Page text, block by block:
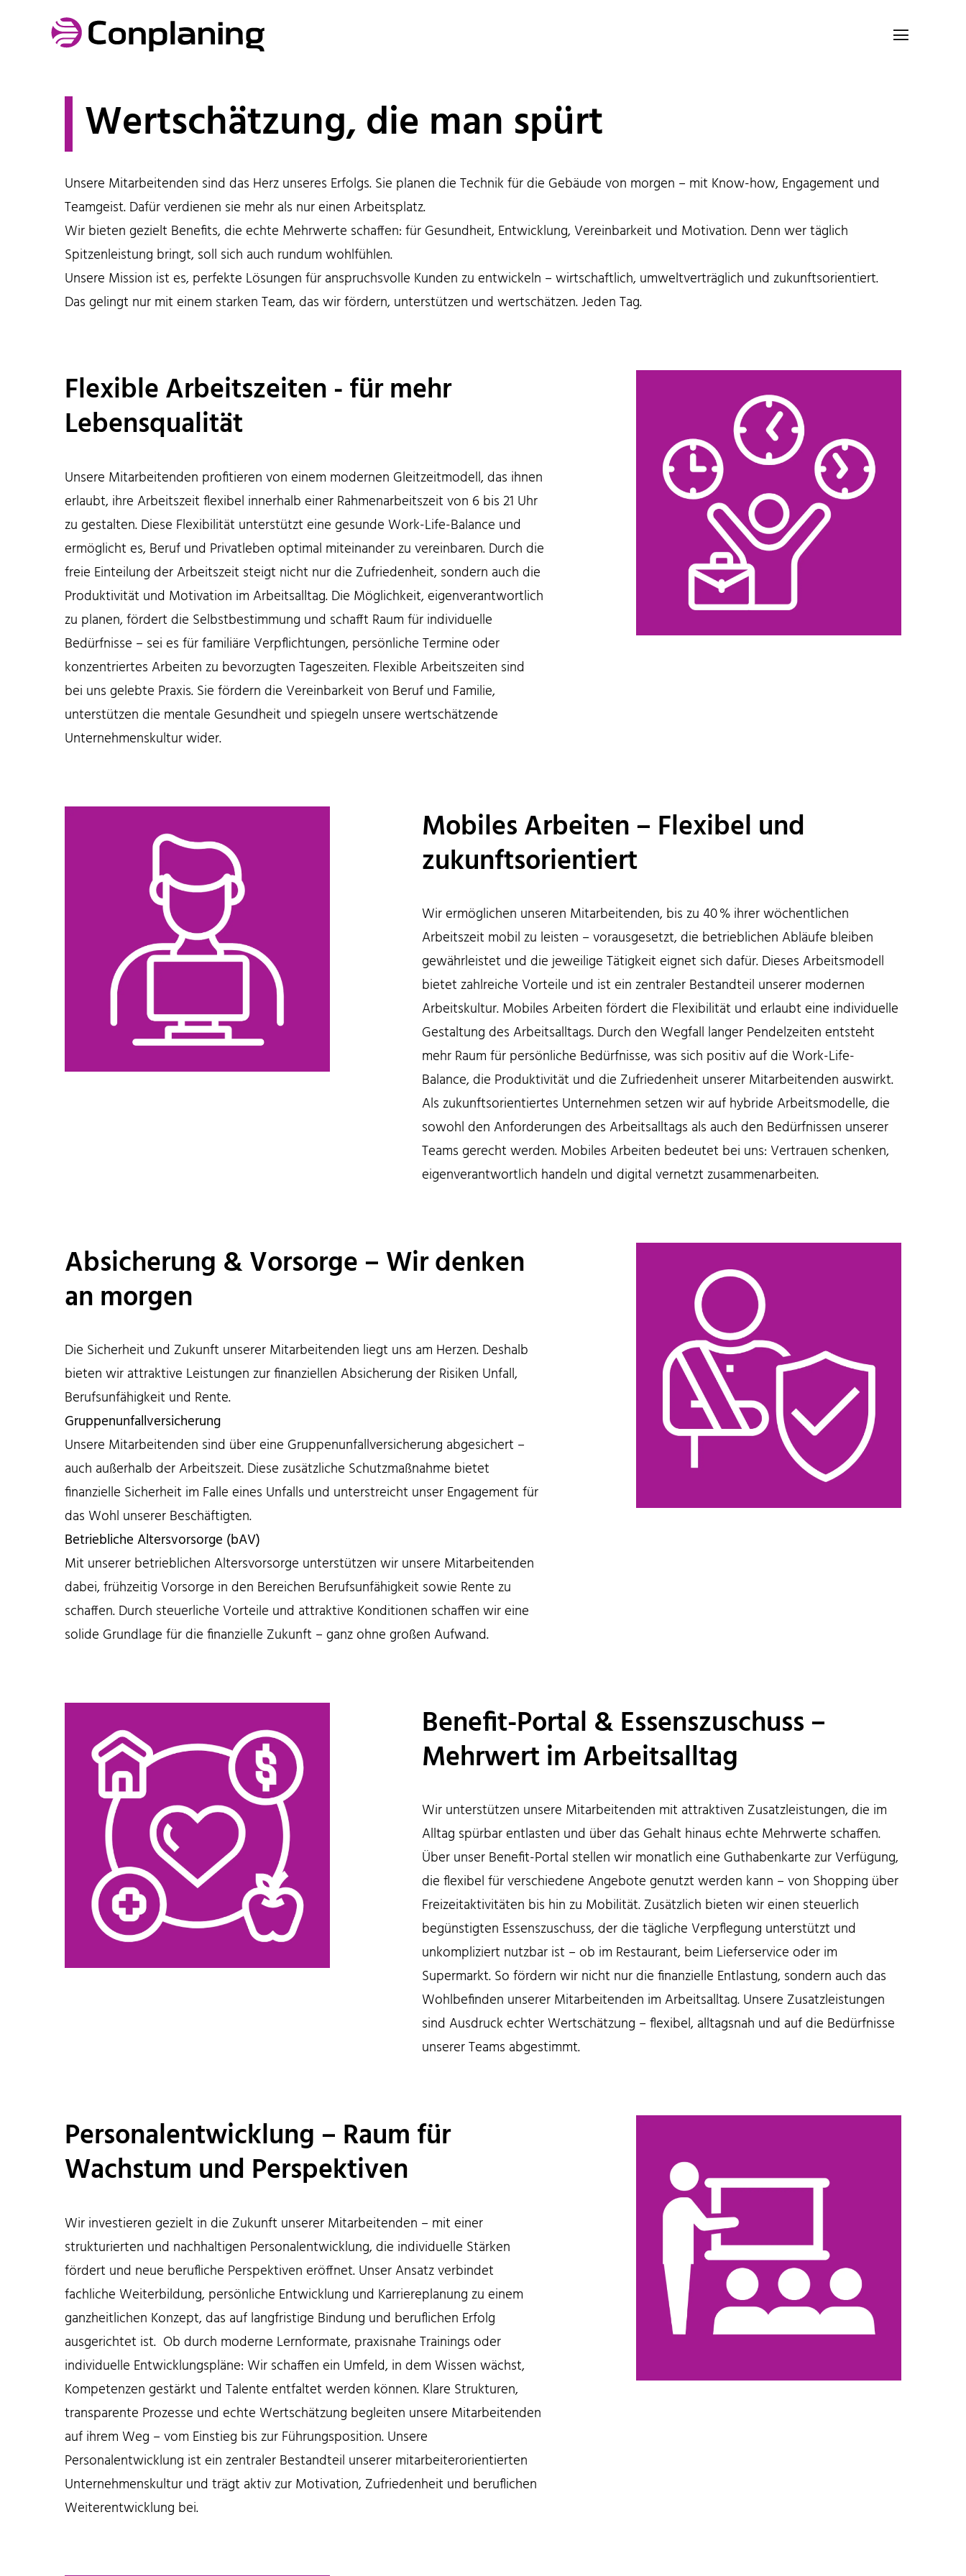

Wertschätzung, die man spürt
Unsere Mitarbeitenden sind das Herz unseres Erfolgs. Sie planen die Technik für die Gebäude von morgen – mit Know-how, Engagement und
Teamgeist. Dafür verdienen sie mehr als nur einen Arbeitsplatz.
Wir bieten gezielt Benefits, die echte Mehrwerte schaffen: für Gesundheit, Entwicklung, Vereinbarkeit und Motivation. Denn wer täglich
Spitzenleistung bringt, soll sich auch rundum wohlfühlen.
Unsere Mission ist es, perfekte Lösungen für anspruchsvolle Kunden zu entwickeln – wirtschaftlich, umweltverträglich und zukunftsorientiert.
Das gelingt nur mit einem starken Team, das wir fördern, unterstützen und wertschätzen. Jeden Tag.
Flexible Arbeitszeiten - für mehr
Lebensqualität
Unsere Mitarbeitenden profitieren von einem modernen Gleitzeitmodell, das ihnen
erlaubt, ihre Arbeitszeit flexibel innerhalb einer Rahmenarbeitszeit von 6 bis 21 Uhr
zu gestalten. Diese Flexibilität unterstützt eine gesunde Work-Life-Balance und
ermöglicht es, Beruf und Privatleben optimal miteinander zu vereinbaren. Durch die
freie Einteilung der Arbeitszeit steigt nicht nur die Zufriedenheit, sondern auch die
Produktivität und Motivation im Arbeitsalltag. Die Möglichkeit, eigenverantwortlich
zu planen, fördert die Selbstbestimmung und schafft Raum für individuelle
Bedürfnisse – sei es für familiäre Verpflichtungen, persönliche Termine oder
konzentriertes Arbeiten zu bevorzugten Tageszeiten. Flexible Arbeitszeiten sind
bei uns gelebte Praxis. Sie fördern die Vereinbarkeit von Beruf und Familie,
unterstützen die mentale Gesundheit und spiegeln unsere wertschätzende
Unternehmenskultur wider.
Mobiles Arbeiten – Flexibel und
zukunftsorientiert
Wir ermöglichen unseren Mitarbeitenden, bis zu 40 % ihrer wöchentlichen
Arbeitszeit mobil zu leisten – vorausgesetzt, die betrieblichen Abläufe bleiben
gewährleistet und die jeweilige Tätigkeit eignet sich dafür. Dieses Arbeitsmodell
bietet zahlreiche Vorteile und ist ein zentraler Bestandteil unserer modernen
Arbeitskultur. Mobiles Arbeiten fördert die Flexibilität und erlaubt eine individuelle
Gestaltung des Arbeitsalltags. Durch den Wegfall langer Pendelzeiten entsteht
mehr Raum für persönliche Bedürfnisse, was sich positiv auf die Work-Life-
Balance, die Produktivität und die Zufriedenheit unserer Mitarbeitenden auswirkt.
Als zukunftsorientiertes Unternehmen setzen wir auf hybride Arbeitsmodelle, die
sowohl den Anforderungen des Arbeitsalltags als auch den Bedürfnissen unserer
Teams gerecht werden. Mobiles Arbeiten bedeutet bei uns: Vertrauen schenken,
eigenverantwortlich handeln und digital vernetzt zusammenarbeiten.
Absicherung & Vorsorge – Wir denken
an morgen
Die Sicherheit und Zukunft unserer Mitarbeitenden liegt uns am Herzen. Deshalb
bieten wir attraktive Leistungen zur finanziellen Absicherung der Risiken Unfall,
Berufsunfähigkeit und Rente.
Gruppenunfallversicherung
Unsere Mitarbeitenden sind über eine Gruppenunfallversicherung abgesichert –
auch außerhalb der Arbeitszeit. Diese zusätzliche Schutzmaßnahme bietet
finanzielle Sicherheit im Falle eines Unfalls und unterstreicht unser Engagement für
das Wohl unserer Beschäftigten.
Betriebliche Altersvorsorge (bAV)
Mit unserer betrieblichen Altersvorsorge unterstützen wir unsere Mitarbeitenden
dabei, frühzeitig Vorsorge in den Bereichen Berufsunfähigkeit sowie Rente zu
schaffen. Durch steuerliche Vorteile und attraktive Konditionen schaffen wir eine
solide Grundlage für die finanzielle Zukunft – ganz ohne großen Aufwand.
Benefit-Portal & Essenszuschuss –
Mehrwert im Arbeitsalltag
Wir unterstützen unsere Mitarbeitenden mit attraktiven Zusatzleistungen, die im
Alltag spürbar entlasten und über das Gehalt hinaus echte Mehrwerte schaffen.
Über unser Benefit-Portal stellen wir monatlich eine Guthabenkarte zur Verfügung,
die flexibel für verschiedene Angebote genutzt werden kann – von Shopping über
Freizeitaktivitäten bis hin zu Mobilität. Zusätzlich bieten wir einen steuerlich
begünstigten Essenszuschuss, der die tägliche Verpflegung unterstützt und
unkompliziert nutzbar ist – ob im Restaurant, beim Lieferservice oder im
Supermarkt. So fördern wir nicht nur die finanzielle Entlastung, sondern auch das
Wohlbefinden unserer Mitarbeitenden im Arbeitsalltag. Unsere Zusatzleistungen
sind Ausdruck echter Wertschätzung – flexibel, alltagsnah und auf die Bedürfnisse
unserer Teams abgestimmt.
Personalentwicklung – Raum für
Wachstum und Perspektiven
Wir investieren gezielt in die Zukunft unserer Mitarbeitenden – mit einer
strukturierten und nachhaltigen Personalentwicklung, die individuelle Stärken
fördert und neue berufliche Perspektiven eröffnet. Unser Ansatz verbindet
fachliche Weiterbildung, persönliche Entwicklung und Karriereplanung zu einem
ganzheitlichen Konzept, das auf langfristige Bindung und beruflichen Erfolg
ausgerichtet ist. Ob durch moderne Lernformate, praxisnahe Trainings oder
individuelle Entwicklungspläne: Wir schaffen ein Umfeld, in dem Wissen wächst,
Kompetenzen gestärkt und Talente entfaltet werden können. Klare Strukturen,
transparente Prozesse und echte Wertschätzung begleiten unsere Mitarbeitenden
auf ihrem Weg – vom Einstieg bis zur Führungsposition. Unsere
Personalentwicklung ist ein zentraler Bestandteil unserer mitarbeiterorientierten
Unternehmenskultur und trägt aktiv zur Motivation, Zufriedenheit und beruflichen
Weiterentwicklung bei.